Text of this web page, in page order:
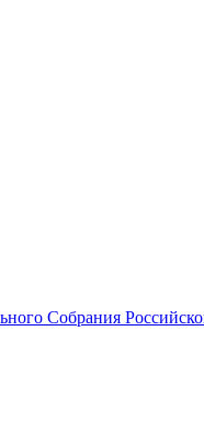
Собрания